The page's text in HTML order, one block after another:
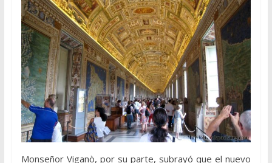
Monseñor Viganò, por su parte, subrayó que el nuevo